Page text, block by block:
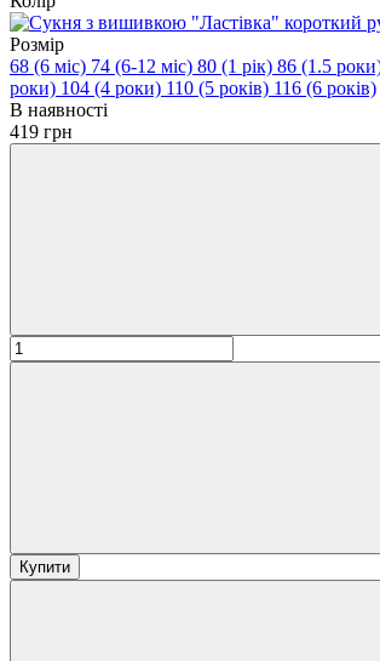
Розмір
68 (6 міс) 74 (6-12 міс) 80 (1 рік) 86 (1.5
роки) 104 (4 роки) 110 (5 років) 116 (6 років)
В наявності
419 грн
Купити